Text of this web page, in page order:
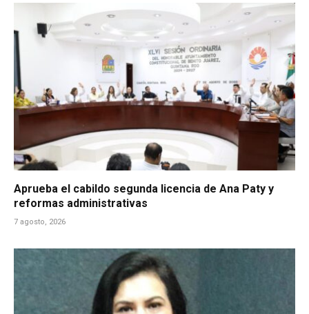
Aprueba el cabildo segunda licencia de Ana Paty y
reformas administrativas
7 agosto, 2026